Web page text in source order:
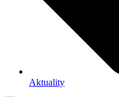
Aktuality